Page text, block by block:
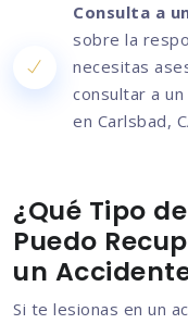
Consulta a
sobre la
necesitas
consultar a
en Carlsbad,
¿Qué Tipo
Puedo
un
Si te lesionas en un